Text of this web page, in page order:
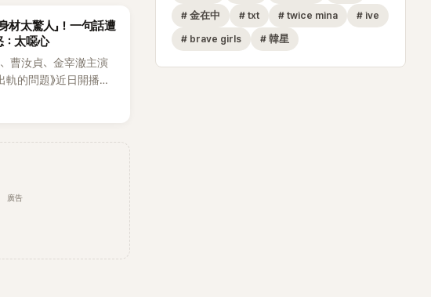
」一番話笑翻全場，也
材太驚人」！一句話遭
太噁心
曹汝貞、金宰澈主演
軌的問題》近日開播，
主演一同出演
廣告
# 金在中 # txt # twice mina # ive
# brave girls # 韓星